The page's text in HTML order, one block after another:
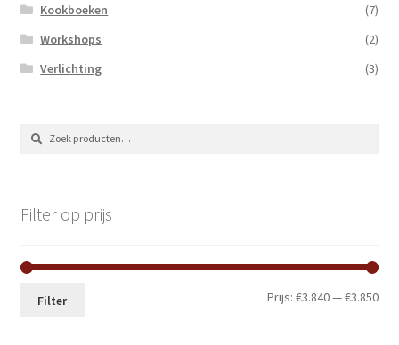
Kookboeken
(7)
Workshops
(2)
Verlichting
(3)
Zoeken
naar:
Zoeken
Filter op prijs
Min.
Filter Prijs:€3.840—€3.850